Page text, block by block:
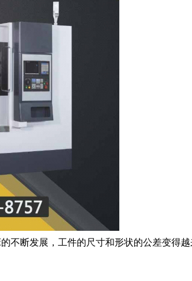
不断发展，工件的尺寸和形状的公差变得